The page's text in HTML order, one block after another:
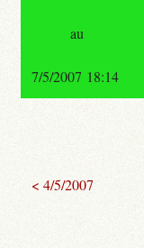
au
7/5/2007 18:14
< 4/5/2007